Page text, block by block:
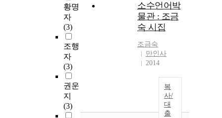
황명
자
(3)
조행
자
(3)
권운
지
(3)
소수언어박
물관 : 조금
숙 시집
조금숙
만인사
2014
복
사/
대
출